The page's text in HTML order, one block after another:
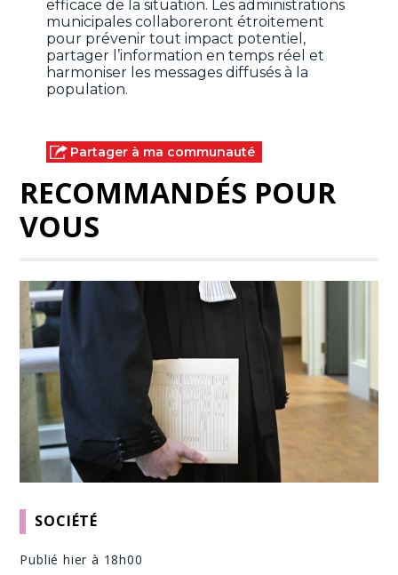
efficace de la situation. Les administrations
municipales collaboreront étroitement
pour prévenir tout impact potentiel,
partager l’information en temps réel et
harmoniser les messages diffusés à la
population.
Partager à ma communauté
RECOMMANDÉS POUR
VOUS
SOCIÉTÉ
Publié hier à 18h00